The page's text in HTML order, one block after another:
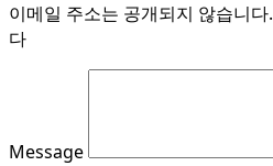
이메일 주소는 공개되지 않습니다.
다
Message